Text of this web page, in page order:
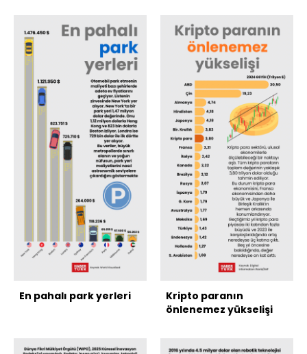
En pahalı park yerleri
Kripto paranın
önlenemez yükselişi